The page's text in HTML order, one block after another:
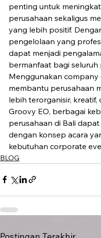
penting untuk
perusahaan sekaligus
yang lebih positif.
pengelolaan yang
dapat menjadi
bermanfaat bagi seluruh
Menggunakan company
membantu perusahaan
lebih terorganisir, kreatif,
Groovy EO, berbagai
perusahaan di Bali
dengan konsep acara
kebutuhan corporate
BLOG